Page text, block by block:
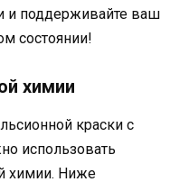
и поддерживайте ваш
состоянии!
химии
краски с
использовать
химии. Ниже